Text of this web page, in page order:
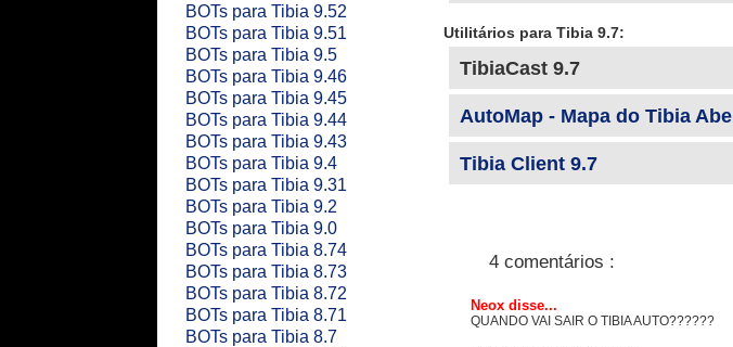
BOTs para Tibia 9.52
BOTs para Tibia 9.51
BOTs para Tibia 9.5
BOTs para Tibia 9.46
BOTs para Tibia 9.45
BOTs para Tibia 9.44
BOTs para Tibia 9.43
BOTs para Tibia 9.4
BOTs para Tibia 9.31
BOTs para Tibia 9.2
BOTs para Tibia 9.0
BOTs para Tibia 8.74
BOTs para Tibia 8.73
BOTs para Tibia 8.72
BOTs para Tibia 8.71
BOTs para Tibia 8.7
Utilitários para Tibia 9.7:
TibiaCast 9.7
AutoMap - Mapa do Tibia
Tibia Client 9.7
4 comentários :
Neox disse...
QUANDO VAI SAIR O TIBIA AUTO??????